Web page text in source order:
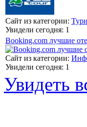
Сайт из категории:
Увидели сегодня: 1
Booking.com лучшие
Сайт из категории:
Увидели сегодня: 1
Увидеть